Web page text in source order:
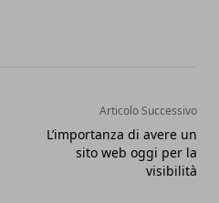
Articolo Successivo
L’importanza di avere un
sito web oggi per la
visibilità